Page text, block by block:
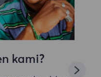
kami?